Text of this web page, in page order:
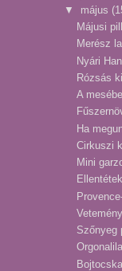
▼ május
Májusi
Merész
Nyári
Rózsás
A
Ha
Cirkuszi
Mini
Szőnyeg